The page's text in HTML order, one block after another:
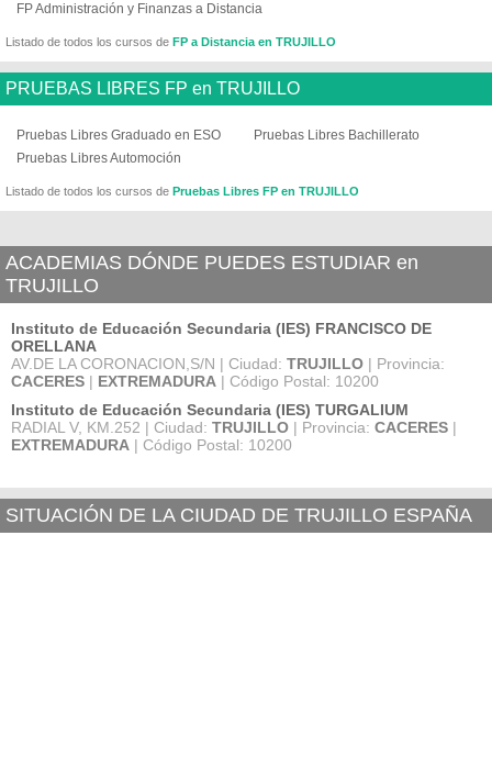
FP Administración y Finanzas a Distancia
Listado de todos los cursos de FP a Distancia en TRUJILLO
PRUEBAS LIBRES FP en TRUJILLO
Pruebas Libres Graduado en ESO
Pruebas Libres Bachillerato
Pruebas Libres Automoción
Listado de todos los cursos de Pruebas Libres FP en TRUJILLO
ACADEMIAS DÓNDE PUEDES ESTUDIAR en
TRUJILLO
Instituto de Educación Secundaria (IES) FRANCISCO DE
ORELLANA
AV.DE LA CORONACION,S/N | Ciudad: TRUJILLO | Provincia:
CACERES | EXTREMADURA | Código Postal: 10200
Instituto de Educación Secundaria (IES) TURGALIUM
RADIAL V, KM.252 | Ciudad: TRUJILLO | Provincia: CACERES |
EXTREMADURA | Código Postal: 10200
SITUACIÓN DE LA CIUDAD DE TRUJILLO ESPAÑA